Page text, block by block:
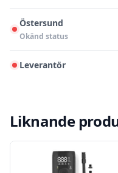
Östersund
Okänd status
Leverantör
Liknande